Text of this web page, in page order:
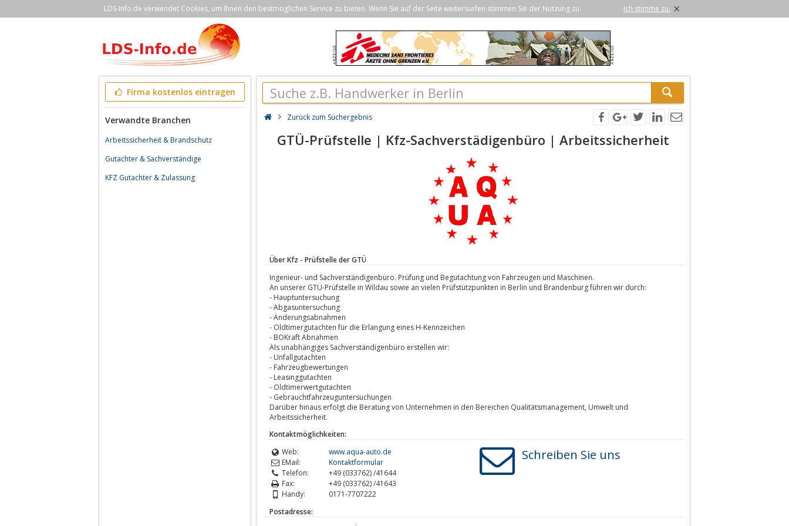
LDS-Info.de verwendet Cookies, um Ihnen den bestmöglichen Service zu bieten. Wenn Sie auf der Seite weitersurfen stimmen Sie der Nutzung zu. Ich stimme zu. ×
Firma kostenlos eintragen
Verwandte Branchen
Arbeitssicherheit & Brandschutz
Gutachter & Sachverständige
KFZ Gutachter & Zulassung
Zurück zum Suchergebnis
GTÜ-Prüfstelle | Kfz-Sachverstädigenbüro | Arbeitssicherheit
Über Kfz - Prüfstelle der GTÜ
Ingenieur- und Sachverständigenbüro. Prüfung und Begutachtung von Fahrzeugen und Maschinen.
An unserer GTÜ-Prüfstelle in Wildau sowie an vielen Prüfstützpunkten in Berlin und Brandenburg führen wir durch:
- Hauptuntersuchung
- Abgasuntersuchung
- Änderungsabnahmen
- Oldtimergutachten für die Erlangung eines H-Kennzeichen
- BOKraft Abnahmen
Als unabhängiges Sachverständigenbüro erstellen wir:
- Unfallgutachten
- Fahrzeugbewertungen
- Leasinggutachten
- Oldtimerwertgutachten
- Gebrauchtfahrzeuguntersuchungen
Darüber hinaus erfolgt die Beratung von Unternehmen in den Bereichen Qualitätsmanagement, Umwelt und
Arbeitssicherheit.
Kontaktmöglichkeiten:
Web:
www.aqua-auto.de
EMail:
Kontaktformular
Telefon:
+49 (033762) /41644
Fax:
+49 (033762) /41643
Handy:
0171-7707222
Schreiben Sie uns
Postadresse: